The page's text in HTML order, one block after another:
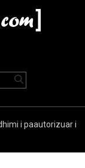
i paautorizuar i